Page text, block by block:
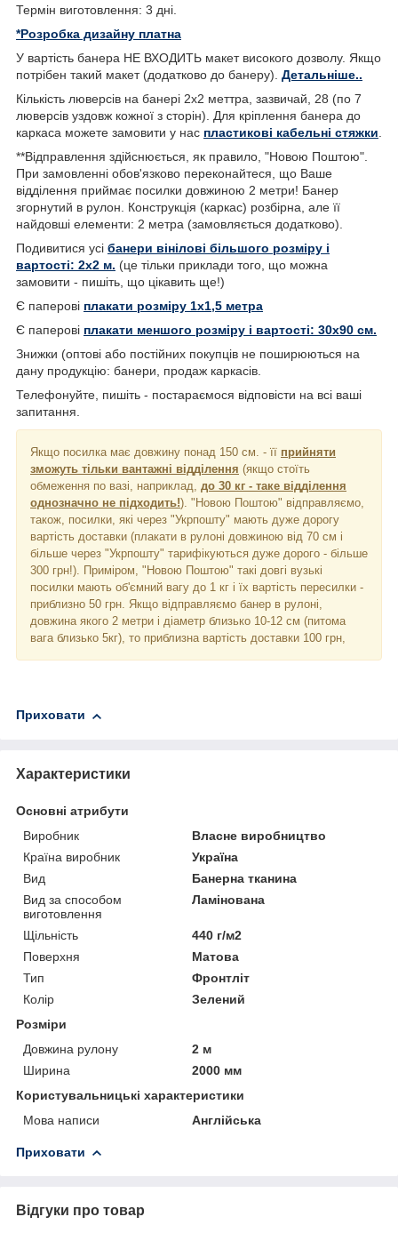
Термін виготовлення: 3 дні.
*Розробка дизайну платна
У вартість банера НЕ ВХОДИТЬ макет високого дозволу. Якщо
потрібен такий макет (додатково до банеру). Детальніше..
Кількість люверсів на банері 2х2 меттра, зазвичай, 28 (по 7
люверсів уздовж кожної з сторін). Для кріплення банера до
каркаса можете замовити у нас пластикові кабельні стяжки.
**Відправлення здійснюється, як правило, "Новою Поштою".
При замовленні обов'язково переконайтеся, що Ваше
відділення приймає посилки довжиною 2 метри! Банер
згорнутий в рулон. Конструкція (каркас) розбірна, але її
найдовші елементи: 2 метра (замовляється додатково).
Подивитися усі банери вінілові більшого розміру і
вартості: 2х2 м. (це тільки приклади того, що можна
замовити - пишіть, що цікавить ще!)
Є паперові плакати розміру 1х1,5 метра
Є паперові плакати меншого розміру і вартості: 30х90 см.
Знижки (оптові або постійних покупців не поширюються на
дану продукцію: банери, продаж каркасів.
Телефонуйте, пишіть - постараємося відповісти на всі ваші
запитання.
Якщо посилка має довжину понад 150 см. - її прийняти
зможуть тільки вантажні відділення (якщо стоїть
обмеження по вазі, наприклад, до 30 кг - таке відділення
однозначно не підходить!). "Новою Поштою" відправляємо,
також, посилки, які через "Укрпошту" мають дуже дорогу
вартість доставки (плакати в рулоні довжиною від 70 см і
більше через "Укрпошту" тарифікуються дуже дорого - більше
300 грн!). Приміром, "Новою Поштою" такі довгі вузькі
посилки мають об'ємний вагу до 1 кг і їх вартість пересилки -
приблизно 50 грн. Якщо відправляємо банер в рулоні,
довжина якого 2 метри і діаметр близько 10-12 см (питома
вага близько 5кг), то приблизна вартість доставки 100 грн,
Приховати
Характеристики
Основні атрибути
Виробник
Власне виробництво
Країна виробник
Україна
Вид
Банерна тканина
Вид за способом
виготовлення
Ламінована
Щільність
440 г/м2
Поверхня
Матова
Тип
Фронтліт
Колір
Зелений
Розміри
Довжина рулону
2 м
Ширина
2000 мм
Користувальницькі характеристики
Мова написи
Англійська
Приховати
Відгуки про товар